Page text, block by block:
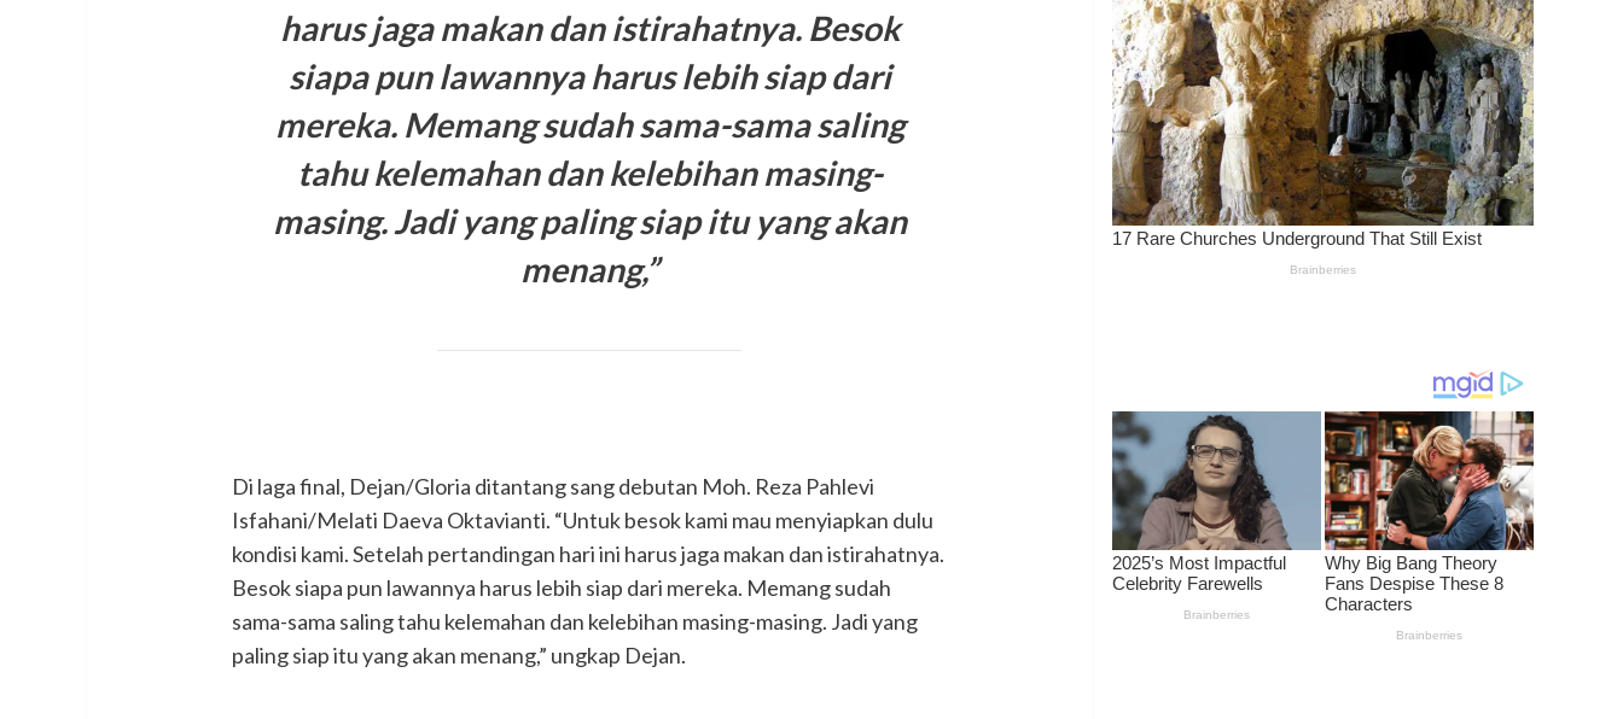
harus jaga makan dan istirahatnya. Besok
siapa pun lawannya harus lebih siap dari
mereka. Memang sudah sama-sama saling
tahu kelemahan dan kelebihan masing-
masing. Jadi yang paling siap itu yang akan
menang,”
Di laga final, Dejan/Gloria ditantang sang debutan Moh. Reza Pahlevi
Isfahani/Melati Daeva Oktavianti. “Untuk besok kami mau menyiapkan dulu
kondisi kami. Setelah pertandingan hari ini harus jaga makan dan istirahatnya.
Besok siapa pun lawannya harus lebih siap dari mereka. Memang sudah
sama-sama saling tahu kelemahan dan kelebihan masing-masing. Jadi yang
paling siap itu yang akan menang,” ungkap Dejan.